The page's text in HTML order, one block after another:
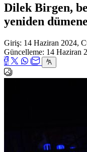
Dilek Birgen,
yeniden
Giriş: 14 Haziran 2024,
Güncelleme: 14 Haziran